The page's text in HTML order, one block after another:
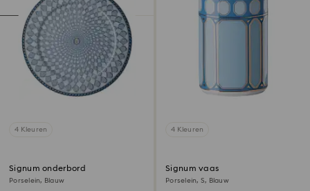
4 Kleuren
Signum onderbord
Porselein, Blauw
4 Kleuren
Signum vaas
Porselein, S, Blauw